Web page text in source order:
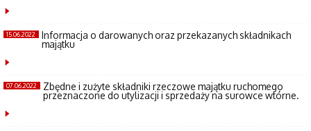
15.06.2022 Informacja o darowanych oraz przekazanych składnikach
majątku
07.06.2022 Zbędne i zużyte składniki rzeczowe majątku ruchomego
przeznaczone do utylizacji i sprzedaży na surowce wtórne.